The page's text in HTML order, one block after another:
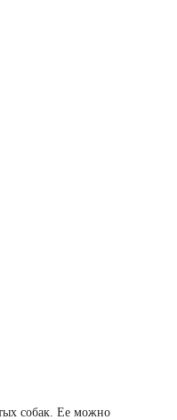
собак. Ее можно